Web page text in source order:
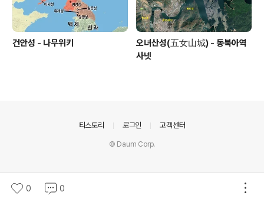
건안성 - 나무위키
오녀산성(五女山城) - 동북아역
사넷
0 0
티스토리 로그인 고객센터
© Daum Corp.